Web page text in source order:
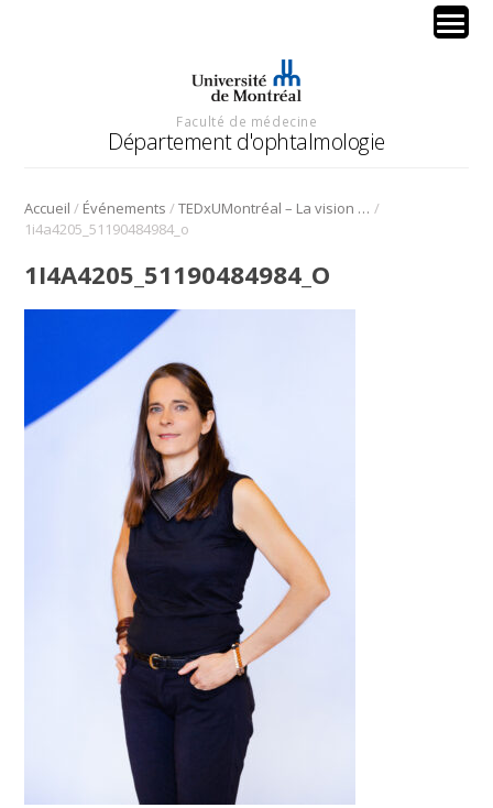
Faculté de médecine
Département d'ophtalmologie
Accueil / Événements / TEDxUMontréal – La vision sous toutes ses formes /
1i4a4205_51190484984_o
1I4A4205_51190484984_O